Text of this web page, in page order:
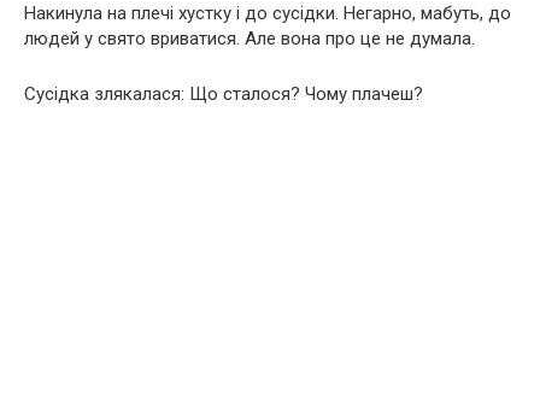
Накинула на плечі хустку і до сусідки. Негарно, мабуть, до
людей у ​​свято вриватися. Але вона про це не думала.
Сусідка злякалася: Що сталося? Чому плачеш?